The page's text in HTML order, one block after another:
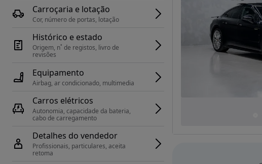
Carroçaria e lotação
Cor, número de portas, lotação
Histórico e estado
Origem, n˚ de registos, livro de
revisões
Equipamento
Airbag, ar condicionado, multimedia
Carros elétricos
Autonomia, capacidade da bateria,
cabo de carregamento
Detalhes do vendedor
Profissionais, particulares, aceita
retoma